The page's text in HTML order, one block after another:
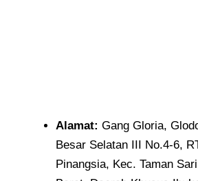
Alamat: Gang Gloria,
Besar Selatan III No.4-6,
Pinangsia, Kec. Taman